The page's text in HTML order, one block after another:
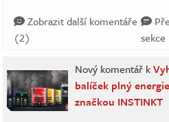
Zobrazit další komentáře
(2)
sekce
Nový komentář k
balíček plný
značkou INSTINKT